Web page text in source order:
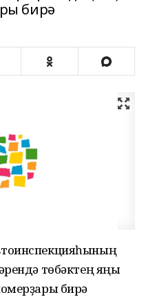
бирә
төбәктең яңы
бирә